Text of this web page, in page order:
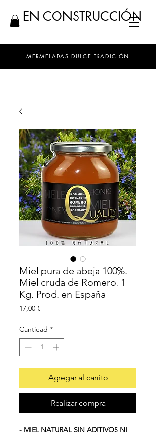
EN CONSTRUCCIÓN
MERMELADAS DULCE TRADICIÓN
Miel pura de abeja 100%.
Miel cruda de Romero. 1
Kg. Prod. en España
17,00 €
Cantidad *
Agregar al carrito
Realizar compra
- MIEL NATURAL SIN ADITIVOS NI